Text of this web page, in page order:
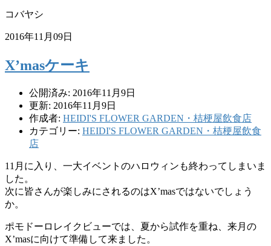
コバヤシ
2016年11月09日
X’masケーキ
公開済み: 2016年11月9日
更新: 2016年11月9日
作成者: HEIDI'S FLOWER GARDEN・桔梗屋飲食店
カテゴリー: HEIDI'S FLOWER GARDEN・桔梗屋飲食
店
11月に入り、一大イベントのハロウィンも終わってしまいま
した。
次に皆さんが楽しみにされるのはX’masではないでしょう
か。
ポモドーロレイクビューでは、夏から試作を重ね、来月の
X’masに向けて準備して来ました。